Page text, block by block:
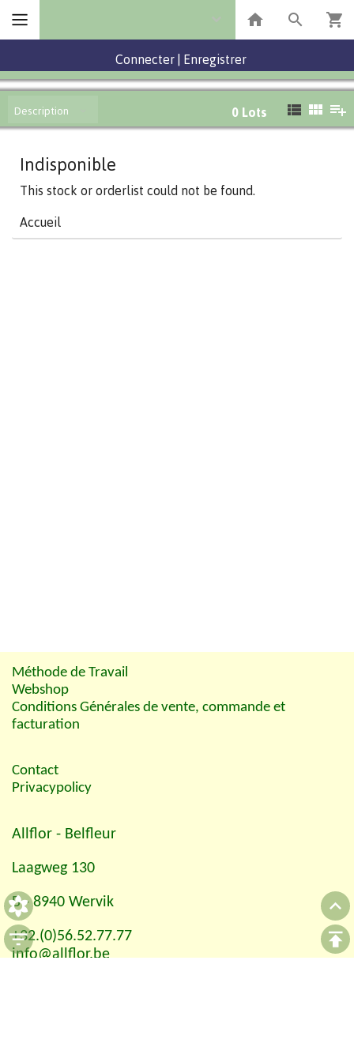
Connecter Enregistrer
Description 0 Lots
Indisponible
This stock or orderlist could not be found.
Accueil
Méthode de Travail
Webshop
Conditions Générales de vente, commande et
facturation
Contact
Privacypolicy
Allflor - Belfleur
Laagweg 130
B - 8940 Wervik
+32.(0)56.52.77.77
info@allflor.be